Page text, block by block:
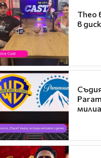
Theo
в